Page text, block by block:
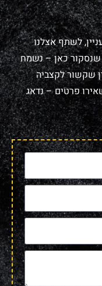
לשתף אצלנו
כאן – נשמח
שקשור לקצביה
פרטים – נדאג